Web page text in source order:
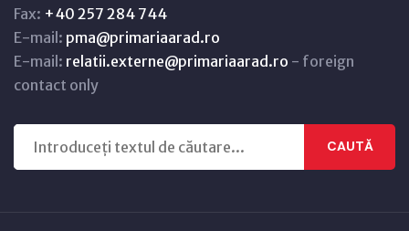
Fax: +40 257 284 744
E-mail: pma@primariaarad.ro
E-mail: relatii.externe@primariaarad.ro - foreign
contact only
CAUTĂ